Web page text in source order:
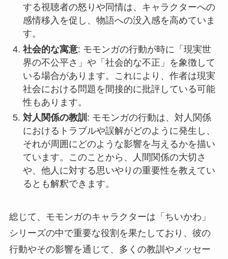
する視聴者の怒りや同情は、キャラクターへの
感情移入を促し、物語への没入感を高めていま
す。
社会的な寓意: モモンガの行動が時に「現実世
界の不公平さ」や「社会的な不正」を象徴して
いる場合があります。これにより、作者は現実
社会における問題を間接的に批評している可能
性もあります。
対人関係の教訓 : モモンガの行動は、対人関係
におけるトラブルや誤解がどのように発生し、
それが周囲にどのような影響を与えるかを描い
ています。このことから、人間関係の大切さ
や、他人に対する思いやりの重要性を教えてい
るとも解釈できます。
総じて、モモンガのキャラクターは「ちいかわ」
シリーズの中で重要な役割を果たしており、彼の
行動やその影響を通じて、多くの教訓やメッセー